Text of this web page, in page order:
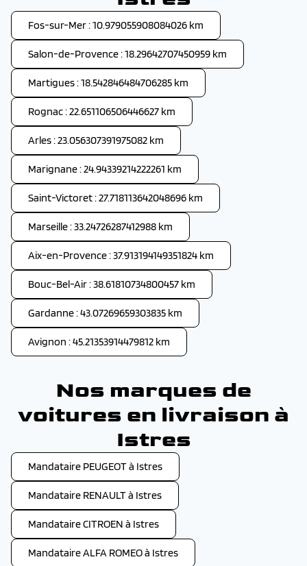
Fos-sur-Mer : 10.979055908084026 km
Salon-de-Provence : 18.29642707450959 km
Martigues : 18.542846484706285 km
Rognac : 22.651106506446627 km
Arles : 23.056307391975082 km
Marignane : 24.94339214222261 km
Saint-Victoret : 27.718113642048696 km
Marseille : 33.24726287412988 km
Aix-en-Provence : 37.913194149351824 km
Bouc-Bel-Air : 38.61810734800457 km
Gardanne : 43.07269659303835 km
Avignon : 45.21353914479812 km
Nos marques de
voitures en livraison à
Istres
Mandataire PEUGEOT à Istres
Mandataire RENAULT à Istres
Mandataire CITROEN à Istres
Mandataire ALFA ROMEO à Istres